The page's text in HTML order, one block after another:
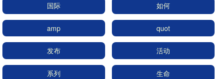
国际 如何
amp quot
发布 活动
系列 生命